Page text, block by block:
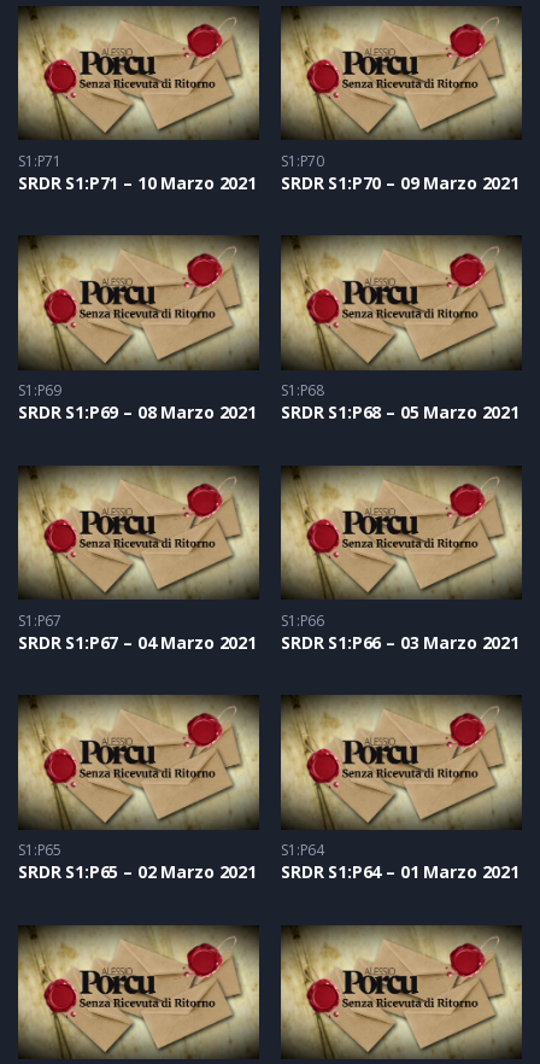
S1:P71
SRDR S1:P71 – 10 Marzo 2021
S1:P70
SRDR S1:P70 – 09 Marzo 2021
S1:P69
SRDR S1:P69 – 08 Marzo 2021
S1:P68
SRDR S1:P68 – 05 Marzo 2021
S1:P67
SRDR S1:P67 – 04 Marzo 2021
S1:P66
SRDR S1:P66 – 03 Marzo 2021
S1:P65
SRDR S1:P65 – 02 Marzo 2021
S1:P64
SRDR S1:P64 – 01 Marzo 2021